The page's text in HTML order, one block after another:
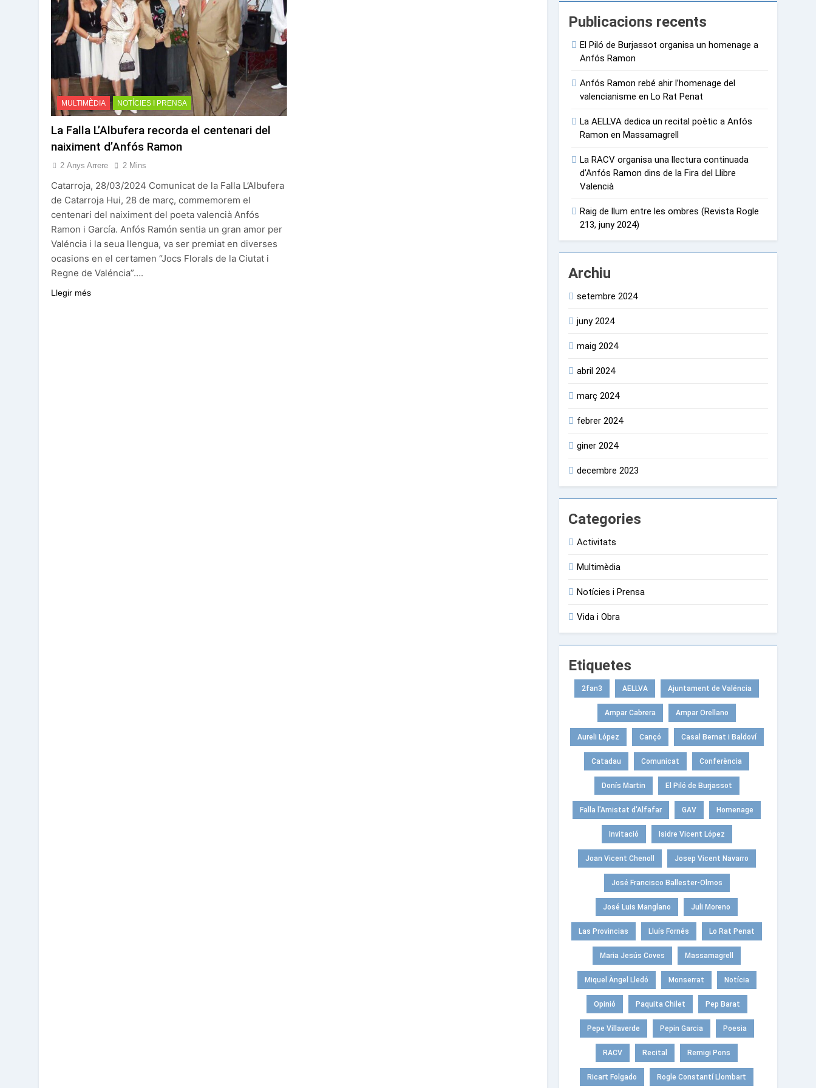
MULTIMÈDIA NOTÍCIES I PRENSA
La Falla L’Albufera recorda el centenari del
naiximent d’Anfós Ramon
2 Anys Arrere 2 Mins
Catarroja, 28/03/2024 Comunicat de la Falla L’Albufera
de Catarroja Hui, 28 de març, commemorem el
centenari del naiximent del poeta valencià Anfós
Ramon i García. Anfós Ramón sentia un gran amor per
Valéncia i la seua llengua, va ser premiat en diverses
ocasions en el certamen “Jocs Florals de la Ciutat i
Regne de Valéncia”….
Llegir més
Publicacions recents
El Piló de Burjassot organisa un homenage a
Anfós Ramon
Anfós Ramon rebé ahir l’homenage del
valencianisme en Lo Rat Penat
La AELLVA dedica un recital poètic a Anfós
Ramon en Massamagrell
La RACV organisa una llectura continuada
d’Anfós Ramon dins de la Fira del Llibre
Valencià
Raig de llum entre les ombres (Revista Rogle
213, juny 2024)
Archiu
setembre 2024
juny 2024
maig 2024
abril 2024
març 2024
febrer 2024
giner 2024
decembre 2023
Categories
Activitats
Multimèdia
Notícies i Prensa
Vida i Obra
Etiquetes
2fan3 AELLVA Ajuntament de Valéncia
Ampar Cabrera Ampar Orellano
Aureli López Cançó Casal Bernat i Baldoví
Catadau Comunicat Conferència
Donís Martin El Piló de Burjassot
Falla l'Amistat d'Alfafar GAV Homenage
Invitació Isidre Vicent López
Joan Vicent Chenoll Josep Vicent Navarro
José Francisco Ballester-Olmos
José Luis Manglano Juli Moreno
Las Provincias Lluís Fornés Lo Rat Penat
Maria Jesús Coves Massamagrell
Miquel Àngel Lledó Monserrat Notícia
Opinió Paquita Chilet Pep Barat
Pepe Villaverde Pepin Garcia Poesia
RACV Recital Remigi Pons
Ricart Folgado Rogle Constantí Llombart